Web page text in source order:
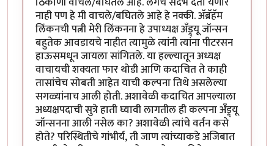
नाही पण हे मी वाचले/बघितले आहे हे नक्की. अ‍ॅब्रॅहॅम
लिंकनची पत्नी मेरी लिंकनना हे उपाध्यक्ष अँड्र्यू जॉन्सन
बहुतेक आवडायचे नाहीत त्यामुळे त्यांनी त्यांना पीटरसन
हाऊसमधून जायला सांगितले. या हल्ल्यातून अध्यक्ष
वाचायची शक्यता फार थोडी आणि कदाचित ते काही
तासांचेच सोबती आहेत याची कल्पना तिथे असलेल्या
सगळ्यांनाच आली होती. अशावेळी कदाचित आपल्याला
अध्यक्षपदाची सुत्रे हाती घ्यावी लागतील ही कल्पना अँड्र्यू
जॉन्सनना आली नसेल का? अशावेळी त्यांचे वर्तन कसे
होते? परिस्थितीचे गांभीर्य, ती जाण त्यांच्याकडे अजिबात